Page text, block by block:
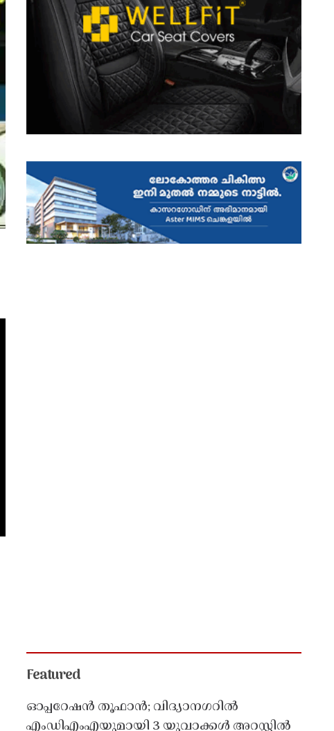
Featured
ഓപ്പറേഷൻ തൂഫാൻ; വിദ്യാനഗറിൽ
എംഡിഎംഎയുമായി 3 യുവാക്കൾ അറസ്റ്റിൽ